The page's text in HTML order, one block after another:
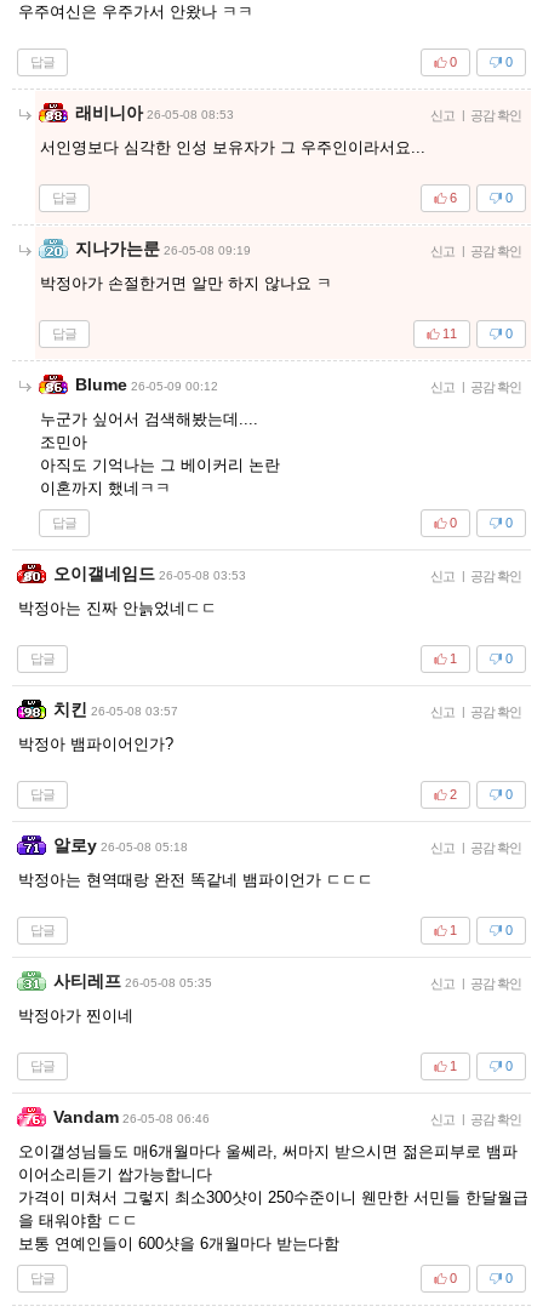
우주여신은 우주가서 안왔나 ㅋㅋ
답글 0
0
래비니아 26-05-08 08:53 신고 | 공감 확인
서인영보다 심각한 인성 보유자가 그 우주인이라서요...
답글 0
6
지나가는룬 26-05-08 09:19 신고 | 공감 확인
박정아가 손절한거면 알만 하지 않나요 ㅋ
답글 0
11
Blume 26-05-09 00:12 신고 | 공감 확인
누군가 싶어서 검색해봤는데....
조민아
아직도 기억나는 그 베이커리 논란
이혼까지 했네ㅋㅋ
답글 0
0
오이갤네임드 26-05-08 03:53 신고 | 공감 확인
박정아는 진짜 안늙었네ㄷㄷ
답글 0
1
치킨 26-05-08 03:57 신고 | 공감 확인
박정아 뱀파이어인가?
답글 0
2
알로y 26-05-08 05:18 신고 | 공감 확인
박정아는 현역때랑 완전 똑같네 뱀파이언가 ㄷㄷㄷ
답글 0
1
사티레프 26-05-08 05:35 신고 | 공감 확인
박정아가 찐이네
답글 0
1
Vandam 26-05-08 06:46 신고 | 공감 확인
오이갤성님들도 매6개월마다 울쎄라, 써마지 받으시면 젊은피부로 뱀파
이어소리듣기 쌉가능합니다
가격이 미쳐서 그렇지 최소300샷이 250수준이니 웬만한 서민들 한달월급
을 태워야함 ㄷㄷ
보통 연예인들이 600샷을 6개월마다 받는다함
답글 0
0